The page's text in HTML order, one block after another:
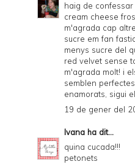
haig de
cream cheese
m'agrada cap
sucre em fan
menys sucre del
red velvet sense
m'agrada molt! i
semblen
enamorats, sigui
19 de gener del
Ivana ha dit...
quina cucada!!!
petonets